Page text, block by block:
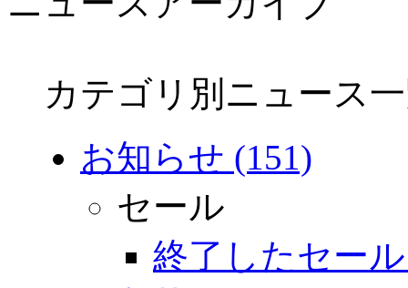
カテゴリ別ニュース
お知らせ (151)
セール
終了したセー